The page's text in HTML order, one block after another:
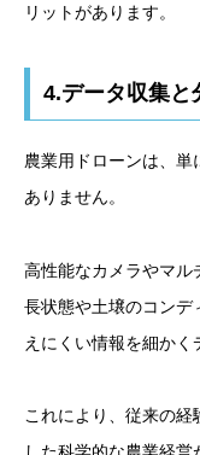
リットがあります。
4.データ収集と
農業用ドローンは、単
ありません。
高性能なカメラやマル
長状態や土壌のコンデ
えにくい情報を細かく
これにより、従来の経